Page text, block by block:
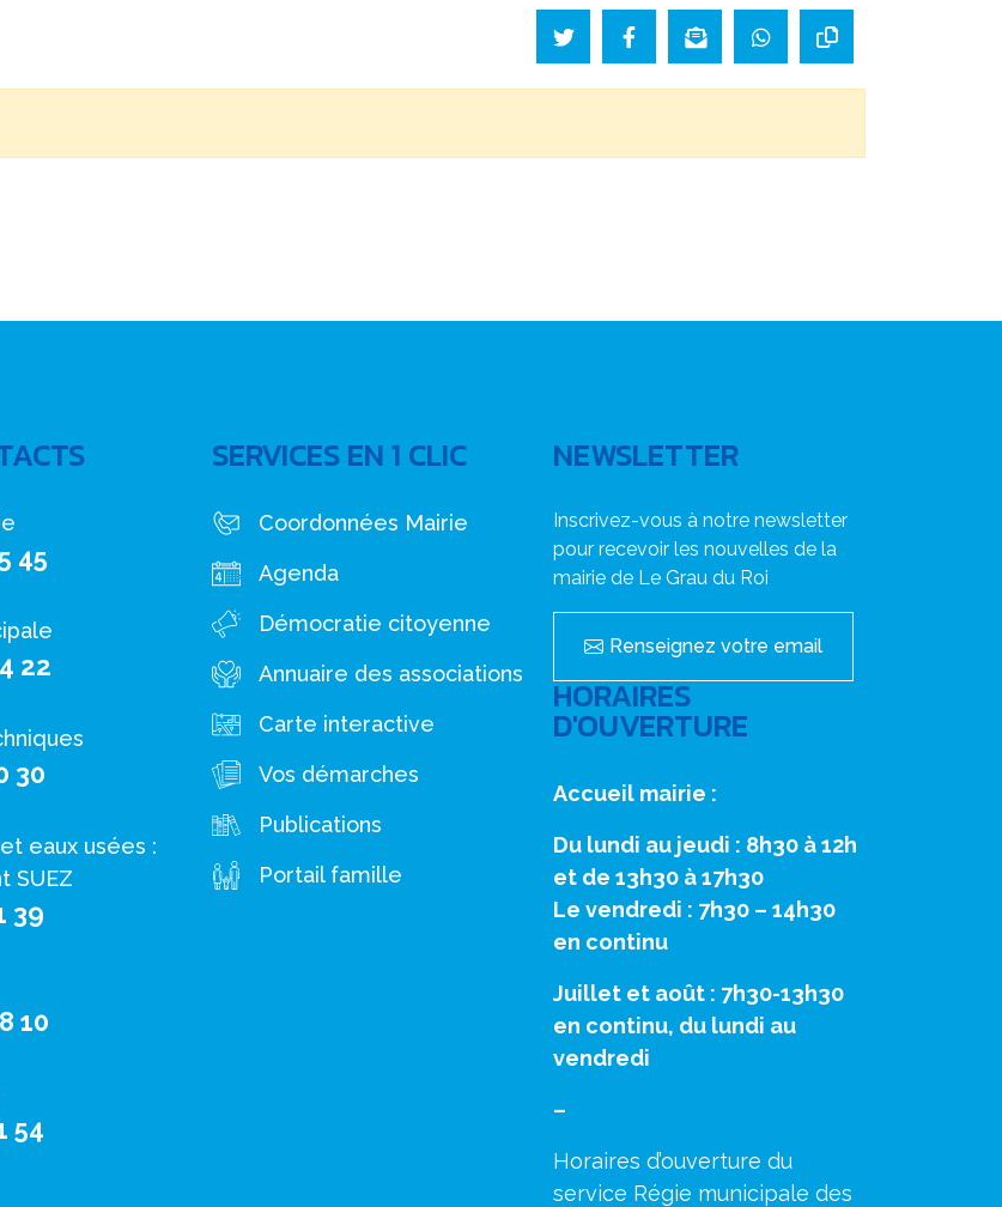
45
22
30
eaux usées :
SUEZ
39
10
54
SERVICES EN 1 CLIC
Coordonnées Mairie
Agenda
Démocratie citoyenne
Annuaire des associations
Carte interactive
Vos démarches
Publications
Portail famille
NEWSLETTER
Inscrivez-vous à notre newsletter
pour recevoir les nouvelles de la
mairie de Le Grau du Roi
Renseignez votre email
HORAIRES
D'OUVERTURE
Accueil mairie :
Du lundi au jeudi : 8h30 à 12h
et de 13h30 à 17h30
Le vendredi : 7h30 – 14h30
en continu
Juillet et août : 7h30-13h30
en continu, du lundi au
vendredi
–
Horaires d’ouverture du
service Régie municipale des